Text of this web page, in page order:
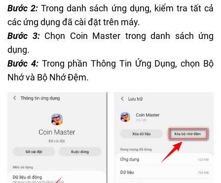
Bước 2:Trong danh sách ứng dụng, kiểm tra tất cả
các ứng dụng đã cài đặt trên máy.
Bước 3:Chọn Coin Master trong danh sách ứng
dụng.
Bước 4:Trong phần Thông Tin Ứng Dụng, chọn Bộ
Nhớ và Bộ Nhớ Đệm.